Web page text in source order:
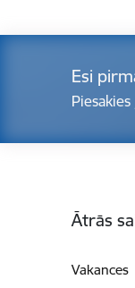
Esi
Ātrās
Vakances